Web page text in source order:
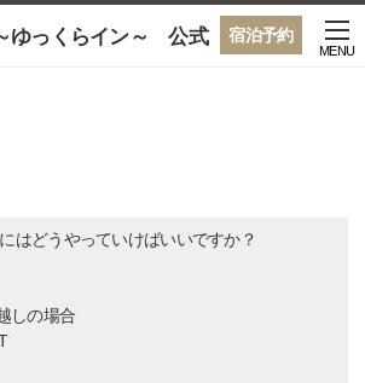
宿泊予約
ゆっくらイン～ 公式
MENU
はどうやっていけばいいですか？
しの場合